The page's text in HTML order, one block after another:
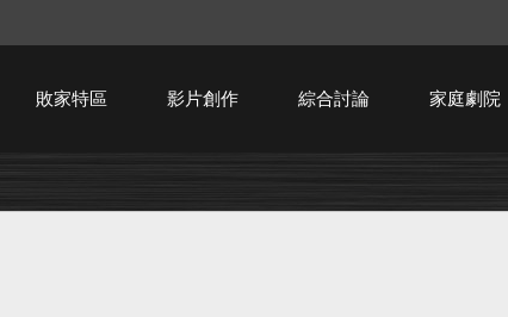
敗家特區 影片創作 綜合討論 家庭劇院